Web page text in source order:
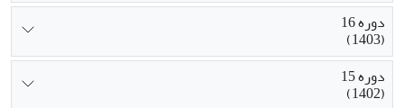
دوره 16
(1403)
دوره 15
(1402)